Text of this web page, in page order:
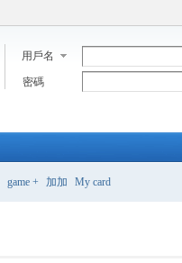
用戶名
密碼
game + 加加 My card